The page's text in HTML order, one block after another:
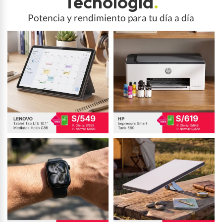
Potencia y rendimiento para tu día a día